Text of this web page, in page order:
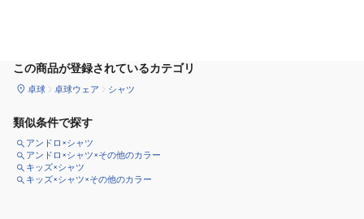
この商品が登録されているカテゴリ
卓球 卓球ウェア シャツ
類似条件で探す
アンドロ×シャツ
アンドロ×シャツ×その他のカラー
キッズ×シャツ
キッズ×シャツ×その他のカラー